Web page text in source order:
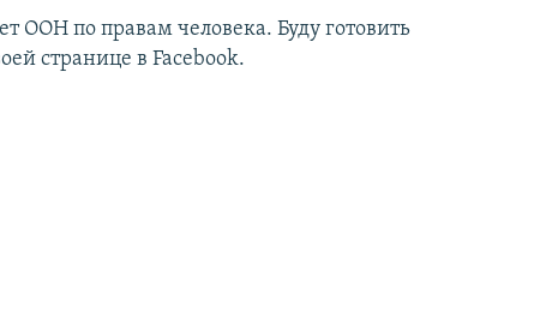
ООН по правам человека. Буду готовить
странице в Facebook.